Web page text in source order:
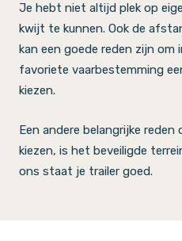
Je hebt niet altijd plek op
kwijt te kunnen. Ook de
kan een goede reden zijn om
favoriete vaarbestemming
kiezen.
Een andere belangrijke
kiezen, is het beveiligde
ons staat je trailer goed.